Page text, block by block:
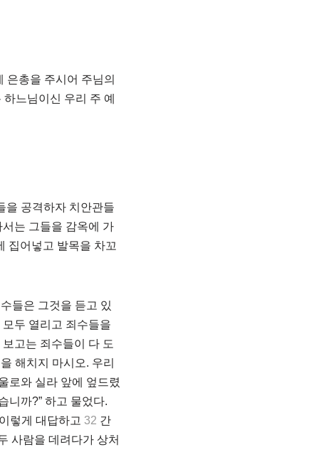
은총을 주시어 주님의
느님이신 우리 주 예
을 공격하자 치안관들
는 그들을 감옥에 가
집어넣고 발목을 차꼬
들은 그것을 듣고 있
두 열리고 죄수들을
고는 죄수들이 다 도
해치지 마시오. 우리
로와 실라 앞에 엎드렸
니까?” 하고 물었다.
렇게 대답하고 32 간
사람을 데려다가 상처